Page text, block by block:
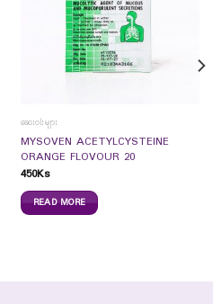
ဆေးဝါးများ
MYSOVEN ACETYLCYSTEINE
ORANGE FLOVOUR 20
450Ks
READ MORE